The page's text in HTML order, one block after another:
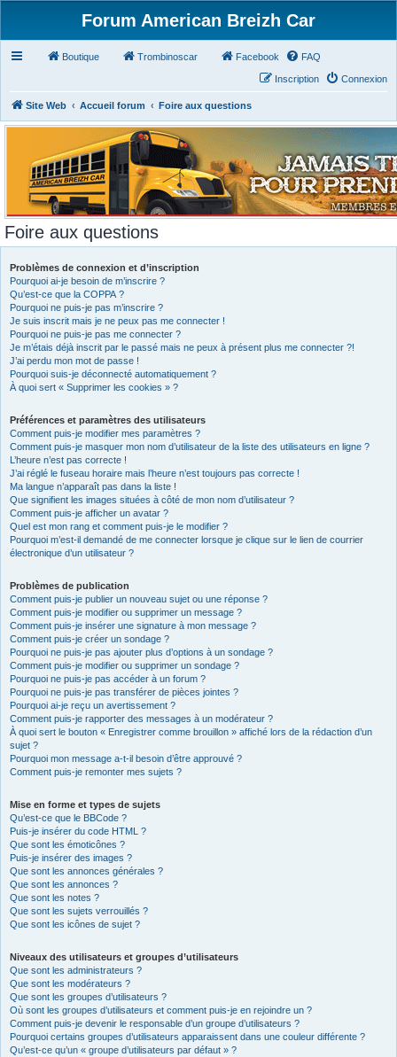
Forum American Breizh Car
Boutique Trombinoscar Facebook FAQ
Connexion
Inscription
Site Web Accueil forum Foire aux questions
Foire aux questions
Problèmes de connexion et d’inscription
Pourquoi ai-je besoin de m’inscrire ?
Qu’est-ce que la COPPA ?
Pourquoi ne puis-je pas m’inscrire ?
Je suis inscrit mais je ne peux pas me connecter !
Pourquoi ne puis-je pas me connecter ?
Je m’étais déjà inscrit par le passé mais ne peux à présent plus me connecter ?!
J’ai perdu mon mot de passe !
Pourquoi suis-je déconnecté automatiquement ?
À quoi sert « Supprimer les cookies » ?
Préférences et paramètres des utilisateurs
Comment puis-je modifier mes paramètres ?
Comment puis-je masquer mon nom d’utilisateur de la liste des utilisateurs en ligne ?
L’heure n’est pas correcte !
J’ai réglé le fuseau horaire mais l’heure n’est toujours pas correcte !
Ma langue n’apparaît pas dans la liste !
Que signifient les images situées à côté de mon nom d’utilisateur ?
Comment puis-je afficher un avatar ?
Quel est mon rang et comment puis-je le modifier ?
Pourquoi m’est-il demandé de me connecter lorsque je clique sur le lien de courrier
électronique d’un utilisateur ?
Problèmes de publication
Comment puis-je publier un nouveau sujet ou une réponse ?
Comment puis-je modifier ou supprimer un message ?
Comment puis-je insérer une signature à mon message ?
Comment puis-je créer un sondage ?
Pourquoi ne puis-je pas ajouter plus d’options à un sondage ?
Comment puis-je modifier ou supprimer un sondage ?
Pourquoi ne puis-je pas accéder à un forum ?
Pourquoi ne puis-je pas transférer de pièces jointes ?
Pourquoi ai-je reçu un avertissement ?
Comment puis-je rapporter des messages à un modérateur ?
À quoi sert le bouton « Enregistrer comme brouillon » affiché lors de la rédaction d’un
sujet ?
Pourquoi mon message a-t-il besoin d’être approuvé ?
Comment puis-je remonter mes sujets ?
Mise en forme et types de sujets
Qu’est-ce que le BBCode ?
Puis-je insérer du code HTML ?
Que sont les émoticônes ?
Puis-je insérer des images ?
Que sont les annonces générales ?
Que sont les annonces ?
Que sont les notes ?
Que sont les sujets verrouillés ?
Que sont les icônes de sujet ?
Niveaux des utilisateurs et groupes d’utilisateurs
Que sont les administrateurs ?
Que sont les modérateurs ?
Que sont les groupes d’utilisateurs ?
Où sont les groupes d’utilisateurs et comment puis-je en rejoindre un ?
Comment puis-je devenir le responsable d’un groupe d’utilisateurs ?
Pourquoi certains groupes d’utilisateurs apparaissent dans une couleur différente ?
Qu’est-ce qu’un « groupe d’utilisateurs par défaut » ?